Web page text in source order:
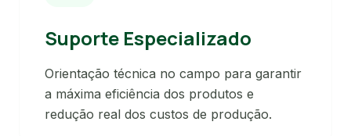
Suporte Especializado
Orientação técnica no campo para garantir
a máxima eficiência dos produtos e
redução real dos custos de produção.